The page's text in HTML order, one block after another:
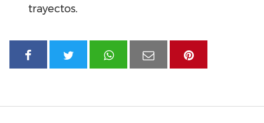
trayectos.